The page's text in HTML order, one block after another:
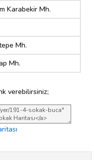
Karabekir Mh.
Mh.
Mh.
verebilirsiniz;